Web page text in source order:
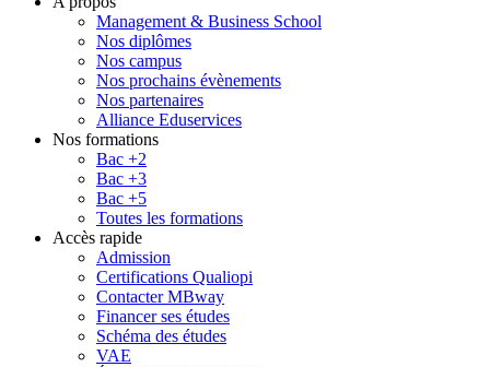
Management & Business School
Nos diplômes
Nos campus
Nos prochains évènements
Nos partenaires
Alliance Eduservices
Nos formations
Bac +2
Bac +3
Bac +5
Toutes les formations
Accès rapide
Admission
Certifications Qualiopi
Contacter MBway
Financer ses études
Schéma des études
VAE